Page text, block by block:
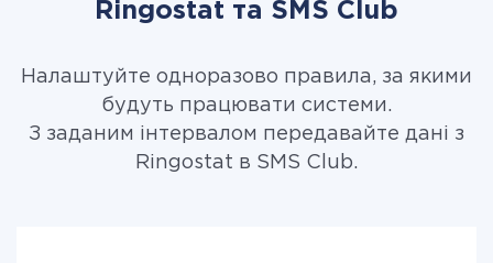
Ringostat та SMS Club
Налаштуйте одноразово правила, за якими
будуть працювати системи.
З заданим інтервалом передавайте дані з
Ringostat в SMS Club.